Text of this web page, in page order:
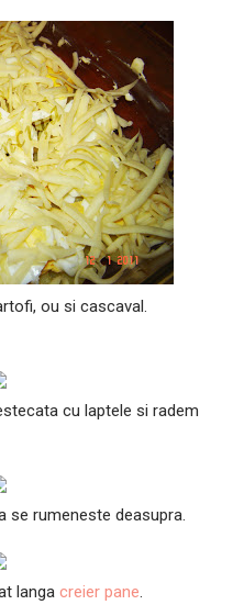
ou si cascaval.
cu laptele si radem
se rumeneste deasupra.
langacreier pane.